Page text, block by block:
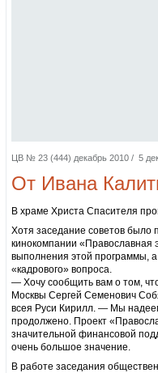
ЦВ № 23 (444) декабрь 2010 / 5
От Ивана
В храме Христа Спасителя
Хотя заседание советов было
кинокомпании «Православная
выполнения этой программы,
«кадрового» вопроса.
— Хочу сообщить вам о том,
Москвы Сергей Семенович
всея Руси Кирилл. — Мы
продолжено. Проект
значительной финансовой
очень большое значение.
В работе заседания